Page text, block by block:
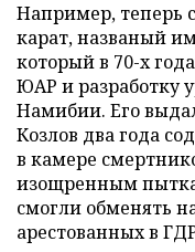
Например, теперь
карат, названый
который в 70-х
ЮАР и разработку
Намибии. Его
Козлов два года
в камере
изощренным
смогли обменять
арестованных в